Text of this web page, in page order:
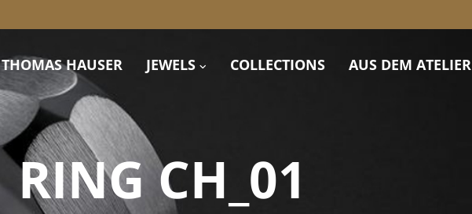
THOMAS HAUSER JEWELS COLLECTIONS AUS DEM ATELIER
RING CH_01